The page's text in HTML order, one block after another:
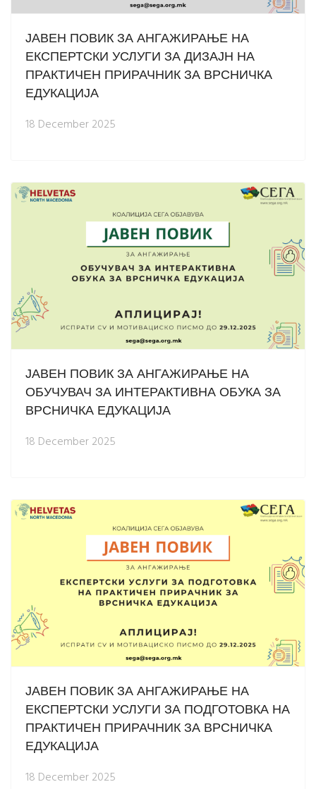
ЈАВЕН ПОВИК ЗА АНГАЖИРАЊЕ НА
ЕКСПЕРТСКИ УСЛУГИ ЗА ДИЗАЈН НА
ПРАКТИЧЕН ПРИРАЧНИК ЗА ВРСНИЧКА
ЕДУКАЦИЈА
18 December 2025
ЈАВЕН ПОВИК ЗА АНГАЖИРАЊЕ НА
ОБУЧУВАЧ ЗА ИНТЕРАКТИВНА ОБУКА ЗА
ВРСНИЧКА ЕДУКАЦИЈА
18 December 2025
ЈАВЕН ПОВИК ЗА АНГАЖИРАЊЕ НА
ЕКСПЕРТСКИ УСЛУГИ ЗА ПОДГОТОВКА НА
ПРАКТИЧЕН ПРИРАЧНИК ЗА ВРСНИЧКА
ЕДУКАЦИЈА
18 December 2025